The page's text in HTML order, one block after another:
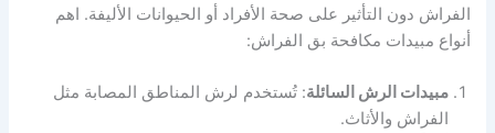
الفراش دون التأثير على صحة الأفراد أو الحيوانات الأليفة. اهم
أنواع مبيدات مكافحة بق الفراش:
مبيدات الرش السائلة: تُستخدم لرش المناطق المصابة مثل
الفراش والأثاث.